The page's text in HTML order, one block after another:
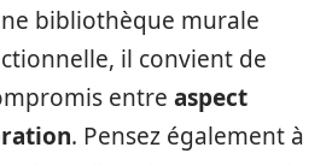
bibliothèque murale
il convient de
entre aspect
. Pensez également à